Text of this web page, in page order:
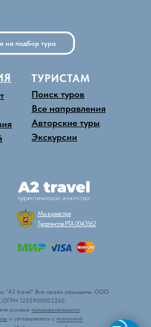
ТУРИСТАМ
Поиск туров
Все направления
Авторские туры
Экскурсии
на подбор тура
"A2 travel" Все права защищены. ООО
ОГРН 1255900003260.
условия пользовательского
и соглашаетесь с политикой
Мы в реестре
Турагентов РТА 0043562